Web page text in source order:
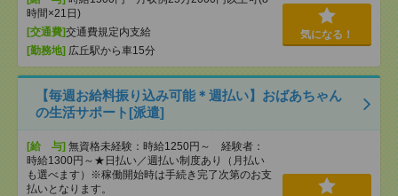
時間×21日)
[交通費]交通費規定内支給
[勤務地] 広丘駅から車15分
気になる！
【毎週お給料振り込み可能＊週払い】おばあちゃん
の生活サポート[派遣]
[給 与] 無資格未経験：時給1250円～ 経験者：
時給1300円～★日払い／週払い制度あり（月払い
も選べます）※稼働開始時は手続き完了次第のお支
払いとなります。